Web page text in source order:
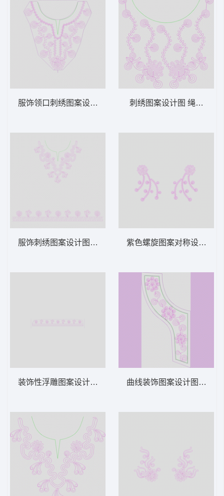
服饰领口刺绣图案设计图 绳绣 盘带 链目绣
服饰刺绣图案设计图 绳绣 盘带 链目绣 特种
装饰性浮雕图案设计图 绳绣 盘带 链目绣 特
刺绣图案设计图 绳绣 盘带
紫色螺旋图案对称设计 绳
曲线装饰图案设计图 绳绣